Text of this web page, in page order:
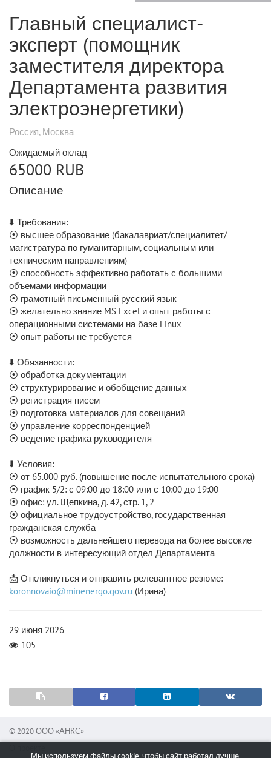
Главный специалист-
эксперт (помощник
заместителя директора
Департамента развития
электроэнергетики)
Россия, Москва
Ожидаемый оклад
65000 RUB
Описание
⬇️ Требования:
⦿ высшее образование (бакалавриат/специалитет/
магистратура по гуманитарным, социальным или
техническим направлениям)
⦿ способность эффективно работать с большими
объемами информации
⦿ грамотный письменный русский язык
⦿ желательно знание MS Excel и опыт работы с
операционными системами на базе Linux
⦿ опыт работы не требуется
⬇️ Обязанности:
⦿ обработка документации
⦿ структурирование и обобщение данных
⦿ регистрация писем
⦿ подготовка материалов для совещаний
⦿ управление корреспонденцией
⦿ ведение графика руководителя
⬇️ Условия:
⦿ от 65.000 руб. (повышение после испытательного срока)
⦿ график 5/2: с 09:00 до 18:00 или с 10:00 до 19:00
⦿ офис: ул. Щепкина, д. 42, стр. 1, 2
⦿ официальное трудоустройство, государственная
гражданская служба
⦿ возможность дальнейшего перевода на более высокие
должности в интересующий отдел Департамента
📩 Откликнуться и отправить релевантное резюме:
koronnovaio@minenergo.gov.ru (Ирина)
29 июня 2026
105
© 2020 ООО «АНКС»
Мы используем файлы cookie, чтобы сайт работал лучше.